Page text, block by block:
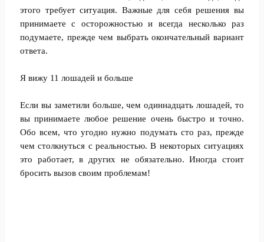
этого требует ситуация. Важные для себя решения вы
принимаете с осторожностью и всегда несколько раз
подумаете, прежде чем выбрать окончательный вариант
ответа.
Я вижу 11 лошадей и больше
Если вы заметили больше, чем одиннадцать лошадей, то
вы принимаете любое решение очень быстро и точно.
Обо всем, что угодно нужно подумать сто раз, прежде
чем столкнуться с реальностью. В некоторых ситуациях
это работает, в других не обязательно. Иногда стоит
бросить вызов своим проблемам!